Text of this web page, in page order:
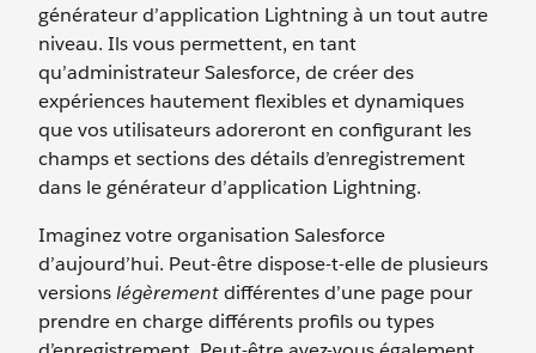
générateur d’application Lightning à un tout autre
niveau. Ils vous permettent, en tant
qu’administrateur Salesforce, de créer des
expériences hautement flexibles et dynamiques
que vos utilisateurs adoreront en configurant les
champs et sections des détails d’enregistrement
dans le générateur d’application Lightning.
Imaginez votre organisation Salesforce
d’aujourd’hui. Peut-être dispose-t-elle de plusieurs
versionslégèrementdifférentes d’une page pour
prendre en charge différents profils ou types